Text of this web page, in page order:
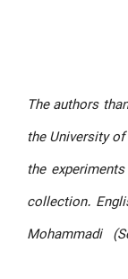
The authors
the University
the
collection.
Mohammadi